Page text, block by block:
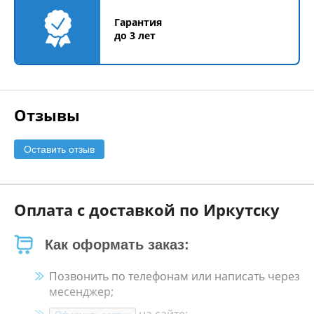
Гарантия
до 3 лет
Отзывы
Оставить отзыв
Оплата с доставкой по Иркутску
Как оформать заказ:
Позвонить по телефонам или написать через
месенджер;